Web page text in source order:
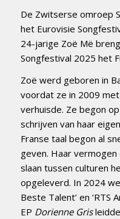
De Zwitserse omroep
het Eurovisie
24-jarige Zoë Më
Songfestival 2025 het
Zoë werd geboren in
voordat ze in 2009
verhuisde. Ze begon
schrijven van haar
Franse taal begon al
geven. Haar
slaan tussen culturen
opgeleverd. In 2024
Beste Talent’ en ‘RTS
EP Dorienne Gris